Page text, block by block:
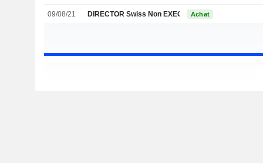
09/08/21 DIRECTOR Swiss Non EXECUTIVE
Achat